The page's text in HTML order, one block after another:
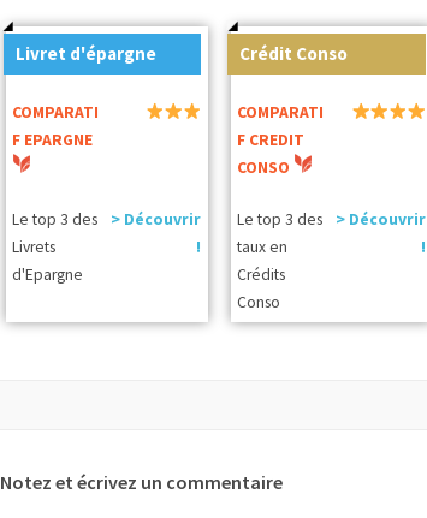
Livret d'épargne
COMPARATI
F EPARGNE
Le top 3 des
Livrets
d'Epargne
> Découvrir
!
Crédit Conso
COMPARATI
F CREDIT
CONSO
Le top 3 des
taux en
Crédits
Conso
> Découvrir
!
Notez et écrivez un commentaire